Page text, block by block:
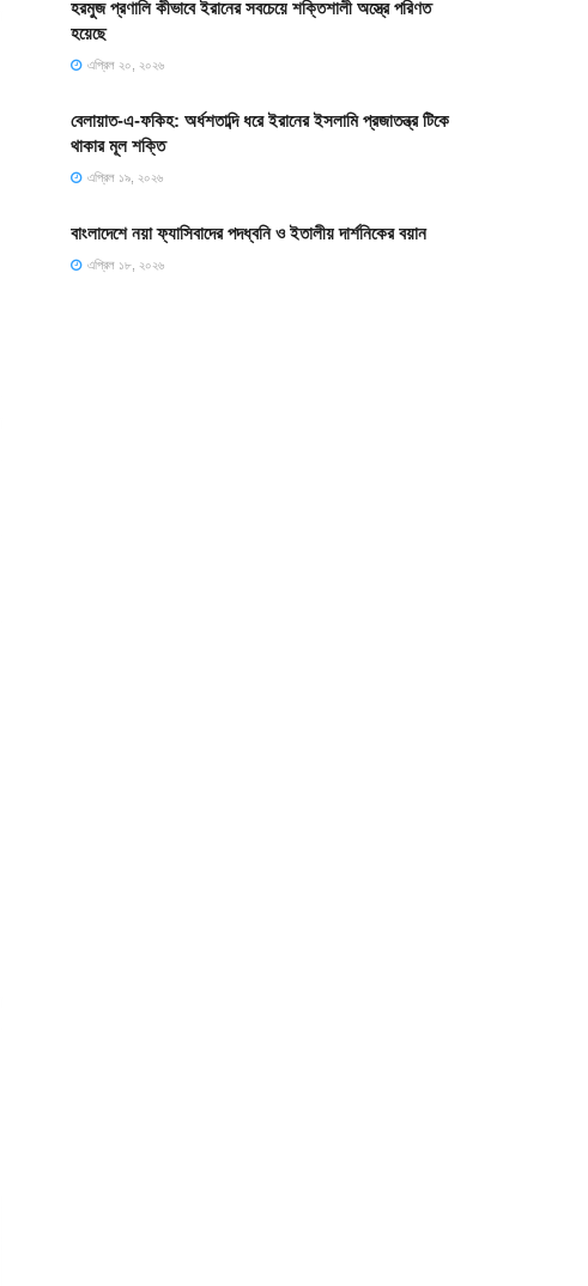
হরমুজ প্রণালি কীভাবে ইরানের সবচেয়ে শক্তিশালী অস্ত্রে পরিণত
হয়েছে
এপ্রিল ২০, ২০২৬
বেলায়াত-এ-ফকিহ: অর্ধশতাব্দি ধরে ইরানের ইসলামি প্রজাতন্ত্র টিকে
থাকার মূল শক্তি
এপ্রিল ১৯, ২০২৬
বাংলাদেশে নয়া ফ্যাসিবাদের পদধ্বনি ও ইতালীয় দার্শনিকের বয়ান
এপ্রিল ১৮, ২০২৬